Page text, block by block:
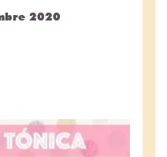
2020